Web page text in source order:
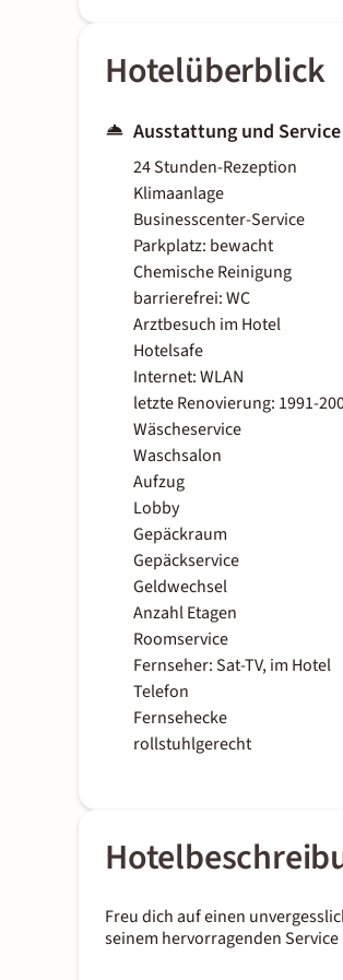
Hotelüberblick
Ausstattung und Service
24 Stunden-Rezeption
Klimaanlage
Businesscenter-Service
Parkplatz: bewacht
Chemische Reinigung
barrierefrei: WC
Arztbesuch im Hotel
Hotelsafe
Internet: WLAN
letzte Renovierung: 1991-
Wäscheservice
Waschsalon
Aufzug
Lobby
Gepäckraum
Gepäckservice
Geldwechsel
Anzahl Etagen
Roomservice
Fernseher: Sat-TV, im Hotel
Telefon
Fernsehecke
rollstuhlgerecht
Freu dich auf einen
seinem hervorragenden